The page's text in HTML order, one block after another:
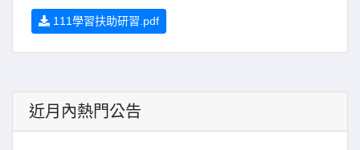
111學習扶助研習.pdf
近月內熱門公告